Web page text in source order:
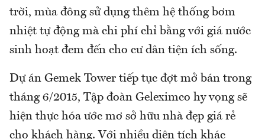
trời, mùa đông sử dụng thêm hệ thống bơm
nhiệt tự động mà chi phí chỉ bằng với giá nước
sinh hoạt đem đến cho cư dân tiện ích sống.
Dự án Gemek Tower tiếp tục đợt mở bán trong
tháng 6/2015, Tập đoàn Geleximco hy vọng sẽ
hiện thực hóa ước mơ sở hữu nhà đẹp giá rẻ
cho khách hàng. Với nhiều diện tích khác